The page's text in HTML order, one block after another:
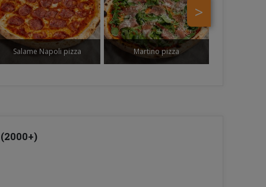
>
Salame Napoli pizza Martino pizza